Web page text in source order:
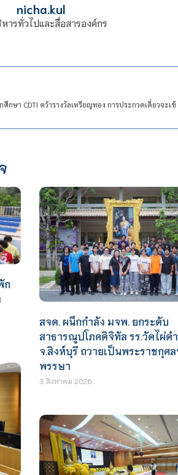
nicha.kul
ารทั่วไปและสื่อสารองค์กร
ก
สจด. ผนึกกำลัง มจพ. ยกระดับ
สาธารณูปโภคดิจิทัล รร.วัดไผ่ดำ
จ.สิงห์บุรี ถวายเป็นพระราชกุศ
พรรษา
3 สิงหาคม 2026